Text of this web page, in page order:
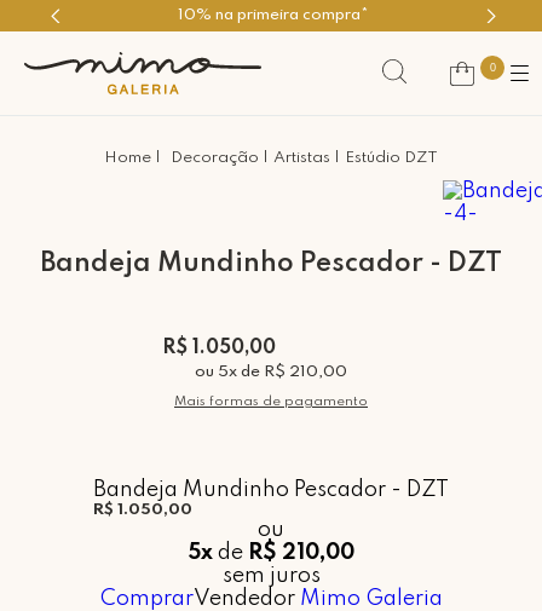
10% na primeira compra*
0
Decoração Artistas Estúdio DZT
Bandeja Mundinho Pescador - DZT
R$ 1.050,00
ou 5x de R$ 210,00
Mais formas de pagamento
Bandeja Mundinho Pescador - DZT
R$ 1.050,00
ou
5xde R$ 210,00
sem juros
ComprarVendedor Mimo Galeria